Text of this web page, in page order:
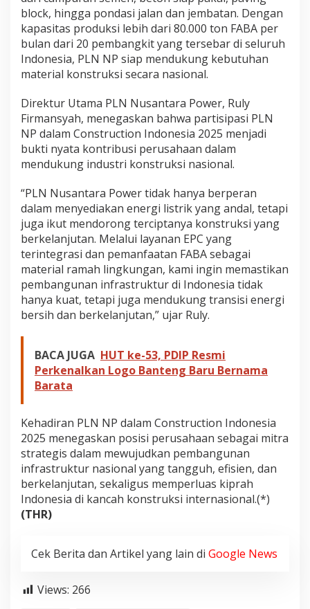
block, hingga pondasi jalan dan jembatan. Dengan
kapasitas produksi lebih dari 80.000 ton FABA per
bulan dari 20 pembangkit yang tersebar di seluruh
Indonesia, PLN NP siap mendukung kebutuhan
material konstruksi secara nasional.
Direktur Utama PLN Nusantara Power, Ruly
Firmansyah, menegaskan bahwa partisipasi PLN
NP dalam Construction Indonesia 2025 menjadi
bukti nyata kontribusi perusahaan dalam
mendukung industri konstruksi nasional.
“PLN Nusantara Power tidak hanya berperan
dalam menyediakan energi listrik yang andal, tetapi
juga ikut mendorong terciptanya konstruksi yang
berkelanjutan. Melalui layanan EPC yang
terintegrasi dan pemanfaatan FABA sebagai
material ramah lingkungan, kami ingin memastikan
pembangunan infrastruktur di Indonesia tidak
hanya kuat, tetapi juga mendukung transisi energi
bersih dan berkelanjutan,” ujar Ruly.
BACA JUGA HUT ke-53, PDIP Resmi
Perkenalkan Logo Banteng Baru Bernama
Barata
Kehadiran PLN NP dalam Construction Indonesia
2025 menegaskan posisi perusahaan sebagai mitra
strategis dalam mewujudkan pembangunan
infrastruktur nasional yang tangguh, efisien, dan
berkelanjutan, sekaligus memperluas kiprah
Indonesia di kancah konstruksi internasional.(*)
(THR)
Cek Berita dan Artikel yang lain di Google News
Views: 266